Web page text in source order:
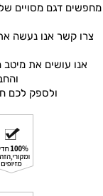
מחפשים דגם מסויים
צרו קשר אנו נעשה
אנו עושים את
ולספק לכם